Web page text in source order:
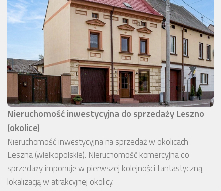
Nieruchomość inwestycyjna do sprzedaży Leszno
(okolice)
Nieruchomość inwestycyjna na sprzedaż w okolicach
Leszna (wielkopolskie). Nieruchomość komercyjna do
sprzedaży imponuje w pierwszej kolejności fantastyczną
lokalizacją w atrakcyjnej okolicy.